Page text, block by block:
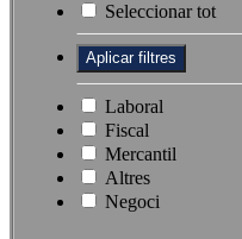
Seleccionar tot
Laboral
Fiscal
Mercantil
Altres
Negoci